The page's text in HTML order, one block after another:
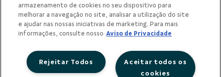
armazenamento de cookies no seu dispositivo para
melhorar a navegação no site, analisar a utilização do site
e ajudar nas nossas iniciativas de marketing. Para mais
informações, consulte nosso Aviso de Privacidade
Aceitar todos os
cookies
Rejeitar Todos